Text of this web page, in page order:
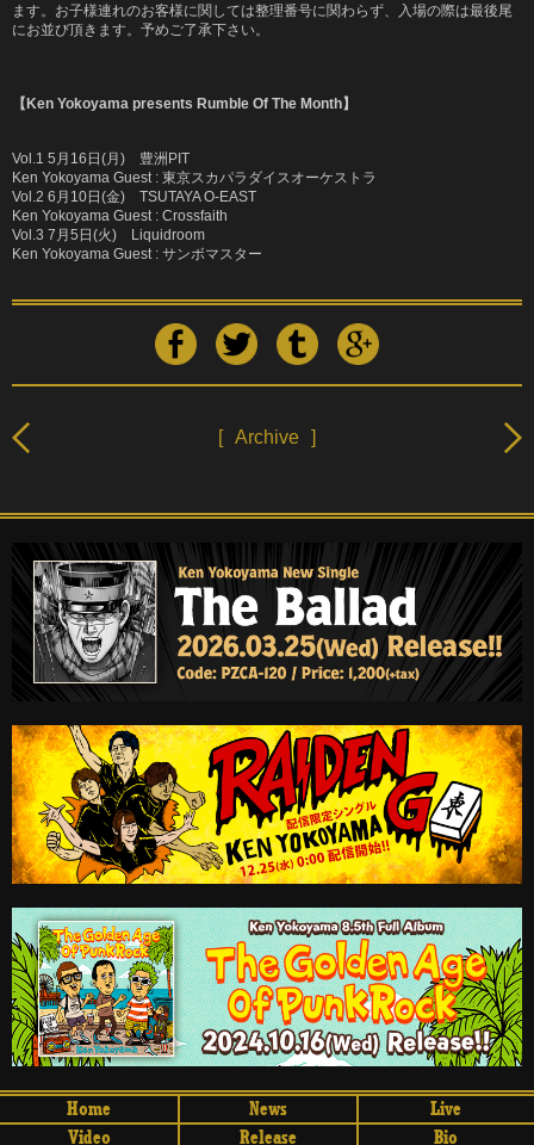
ます。お子様連れのお客様に関しては整理番号に関わらず、入場の際は最後尾
にお並び頂きます。予めご了承下さい。
【Ken Yokoyama presents Rumble Of The Month】
Vol.1 5 月 16 日(月) 豊洲 PIT
Ken Yokoyama Guest : 東京スカパラダイスオーケストラ
Vol.2 6 月 10日(金)
TSUTAYA O-EAST
Ken Yokoyama Guest : Crossfaith
Vol.3 7 月5 日(火)
Liquidroom
Ken Yokoyama Guest : サンボマスター
[ Archive ]
Home News
Live
Video
Release Bio